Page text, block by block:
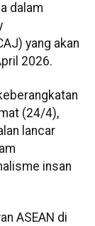
dalam
yang akan
2026.
(24/4),
lancar
insan
ASEAN di